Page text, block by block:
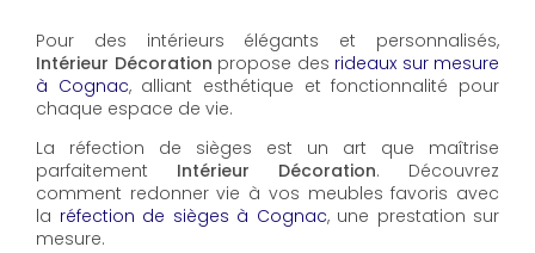
Pour des intérieurs élégants et personnalisés,
Intérieur Décoration propose des rideaux sur mesure
à Cognac, alliant esthétique et fonctionnalité pour
chaque espace de vie.
La réfection de sièges est un art que maîtrise
parfaitement Intérieur Décoration. Découvrez
comment redonner vie à vos meubles favoris avec
la réfection de sièges à Cognac, une prestation sur
mesure.